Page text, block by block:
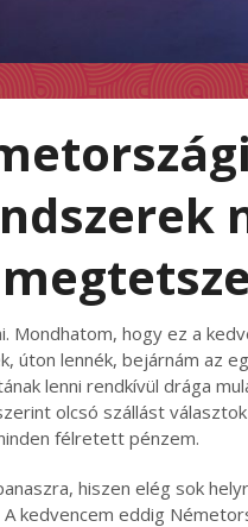
Mondhatom, hogy ez a
úton lennék, bejárnám az
lenni rendkívül drága
olcsó szállást
félretett pénzem.
hiszen elég sok
kedvencem eddig